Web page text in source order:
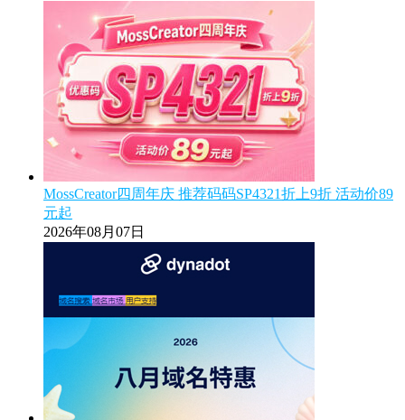
MossCreator四周年庆 推荐码码SP4321折上9折 活动价89
元起
2026年08月07日